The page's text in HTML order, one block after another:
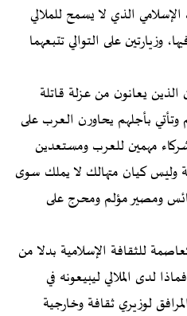
الإسلامي الذي لا يسمح للملالي
وزيارتين على التوالي تتبعهما
الذين يعانون من عزلة قاتلة
بأجلهم يحاورن العرب على
مهمين للعرب ومستعدين
وليس كيان متهالك لا يملك سوى
ومصير مؤلم ومحرج على
للثقافة الإسلامية بدلا من
لدى الملالي ليبيعونه في
لوزيري ثقافة وخارجية